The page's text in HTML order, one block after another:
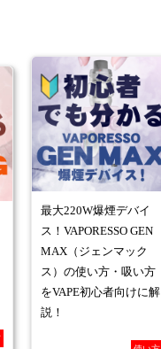
最大220W爆煙デバイ
ス！VAPORESSO GEN
MAX（ジェンマック
ス）の使い方・吸い方
をVAPE初心者向けに解
説！